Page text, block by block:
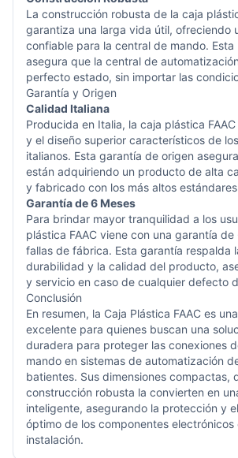
La construcción robusta de la caja
garantiza una larga vida útil, ofreciendo
confiable para la central de mando. Esta
asegura que la central de
perfecto estado, sin importar las
Garantía y Origen
Calidad Italiana
Producida en Italia, la caja plástica
y el diseño superior característicos de
italianos. Esta garantía de origen
están adquiriendo un producto de alta
y fabricado con los más altos
Garantía de 6 Meses
Para brindar mayor tranquilidad a los
plástica FAAC viene con una garantía de
fallas de fábrica. Esta garantía respalda
durabilidad y la calidad del producto,
y servicio en caso de cualquier defecto
Conclusión
En resumen, la Caja Plástica FAAC es
excelente para quienes buscan una
duradera para proteger las conexiones
mando en sistemas de automatización
batientes. Sus dimensiones compactas,
construcción robusta la convierten en
inteligente, asegurando la protección y
óptimo de los componentes electrónicos
instalación.